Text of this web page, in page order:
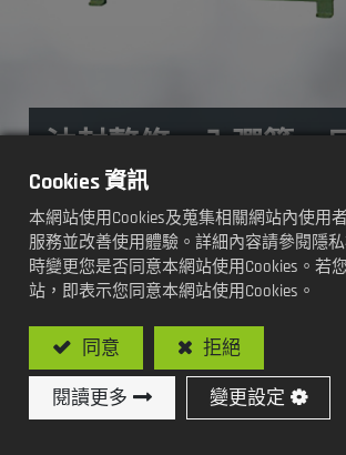
油封整修、入彈簧、
機
型號: SY-V107-SCD / 全自動真空式
加工方式及功能:
全自動真空式
Cookies 資訊
本網站使用Cookies及蒐集相關網站內使用
服務並改善使用體驗。詳細內容請參閱隱
時變更您是否同意本網站使用Cookies。若
站，即表示您同意本網站使用Cookies。
同意 拒絕
閱讀更多 變更設定